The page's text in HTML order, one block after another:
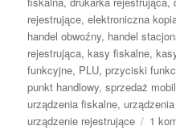
rejestrujące,elektroniczna
handel obwoźny, handel
rejestrująca,kasy fiskalne,
funkcyjne, PLU,przyciski
punkt handlowy,sprzedaż
urządzenia fiskalne,
urządzenie rejestrujące
1